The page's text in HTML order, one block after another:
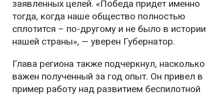
заявленных целей. «Победа придет именно
тогда, когда наше общество полностью
сплотится – по-другому и не было в истории
нашей страны», — уверен Губернатор.
Глава региона также подчеркнул, насколько
важен полученный за год опыт. Он привел в
пример работу над развитием беспилотной